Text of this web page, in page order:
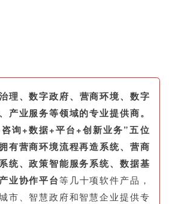
理、数字政府、营商环境、数字
产业服务等领域的专业提供商。
询+数据+平台+创新业务”五位
有营商环境流程再造系统、营商
统、政策智能服务系统、数据基
业协作平台等几十项软件产品，
市、智慧政府和智慧企业提供专